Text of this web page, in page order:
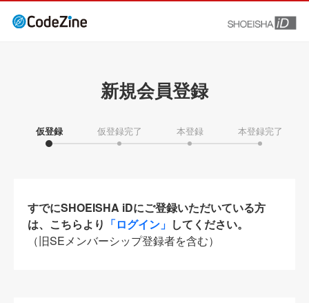
新規会員登録
仮登録 仮登録完了 本登録 本登録完了
すでにSHOEISHA iDにご登録いただいている方
は、こちらより 「ログイン」 してください。
（旧SEメンバーシップ登録者を含む）